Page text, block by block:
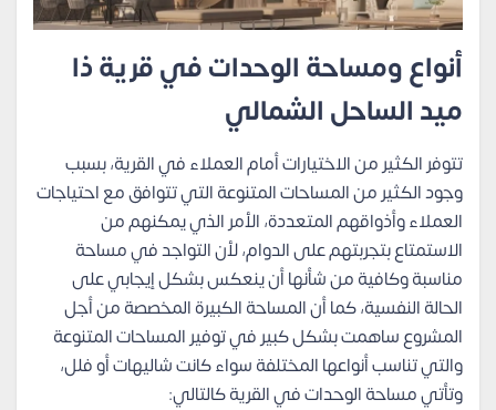
أنواع ومساحة الوحدات في قرية ذا
ميد الساحل الشمالي
تتوفر الكثير من الاختيارات أمام العملاء في القرية، بسبب
وجود الكثير من المساحات المتنوعة التي تتوافق مع احتياجات
العملاء وأذواقهم المتعددة، الأمر الذي يمكنهم من
الاستمتاع بتجربتهم على الدوام، لأن التواجد في مساحة
مناسبة وكافية من شأنها أن ينعكس بشكل إيجابي على
الحالة النفسية، كما أن المساحة الكبيرة المخصصة من أجل
المشروع ساهمت بشكل كبير في توفير المساحات المتنوعة
والتي تناسب أنواعها المختلفة سواء كانت شاليهات أو فلل،
وتأتي مساحة الوحدات في القرية كالتالي: